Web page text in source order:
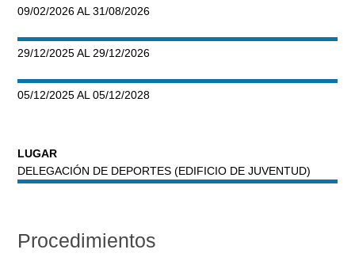
09/02/2026 AL 31/08/2026
29/12/2025 AL 29/12/2026
05/12/2025 AL 05/12/2028
LUGAR
DELEGACIÓN DE DEPORTES (EDIFICIO DE JUVENTUD)
Procedimientos